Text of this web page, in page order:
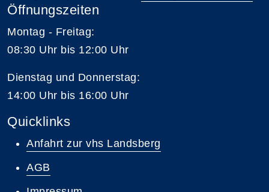
Öffnungszeiten
Montag - Freitag:
08:30 Uhr bis 12:00 Uhr
Dienstag und Donnerstag:
14:00 Uhr bis 16:00 Uhr
Quicklinks
Anfahrt zur vhs Landsberg
AGB